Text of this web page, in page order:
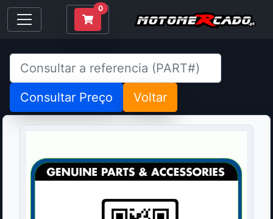
0
Consultar Preço Voltar